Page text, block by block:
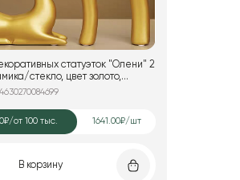
статуэток "Олени" 2
стекло, цвет золото,
15,5*5,5*16,5 см.
/от 100 тыс. 1641.00₽/шт
В корзину